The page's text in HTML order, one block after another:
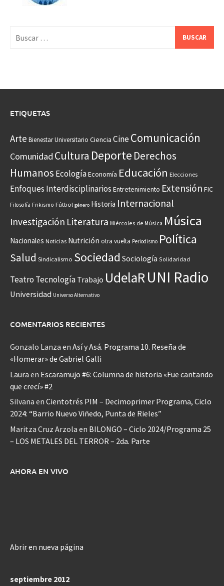
ETIQUETAS
Arte Bienestar Universitario Ciencia CineComunicación
Comunidad Cultura Deporte Derechos
Humanos EcologíaEconomía Educación Elecciones
Enfoques Interdisciplinarios Entretenimiento Extensión FIC
Filosofía Frikismo Fútbol género Historia Internacional
Investigación Literatura Miércoles de Música Música
Nacionales Noticias Nutrición otra vuelta Periodismo Política
Salud Sindicalismo Sociedad Sociología Solidaridad
Teatro Tecnología Trabajo UdelaRUNI Radio
Universidad Universo Alternativo
COMENTARIOS RECIENTES
Gonzalo Lanza en Así y Asá. Programa 10. Reseña de
«Homerar» de Gabriel Galli
Laura en Escaramujo #6: Columna de historia «Fue cantando
que crecí» #2
Silvana en Cientotrés PIM – Decimoprimer Programa, Ciclo
2024: “Barrio Nuevo Viñedo, Punta de Rieles”
Maritza Cruz Arzola en BILONGO – Ciclo 2024/Programa 25
– LOS METALES DEL TERROR – 2da. Parte
AHORA EN VIVO
Abrir en nueva página
septiembre 2012